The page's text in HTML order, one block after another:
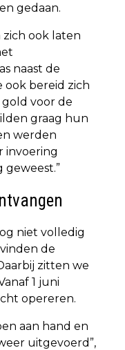
gedaan.
zich ook laten
naast de
ook bereid zich
voor de
graag hun
werden
invoering
geweest.”
niet volledig
vinden de
zitten we
1 juni
opereren.
aan hand en
uitgevoerd”,